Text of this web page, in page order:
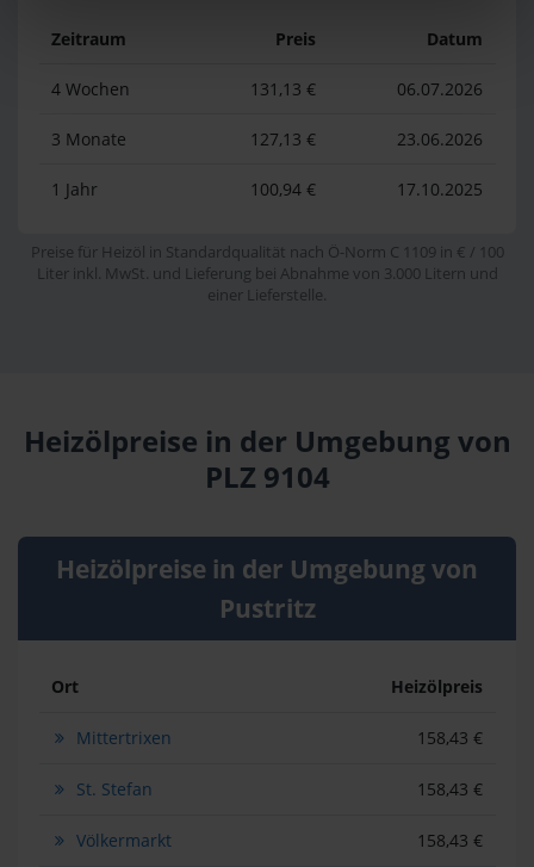
Zeitraum Preis Datum
4 Wochen 131,13 € 06.07.2026
3 Monate 127,13 € 23.06.2026
1 Jahr 100,94 € 17.10.2025
Preise für Heizöl in Standardqualität nach Ö-Norm C 1109 in € / 100
Liter inkl. MwSt. und Lieferung bei Abnahme von 3.000 Litern und
einer Lieferstelle.
Heizölpreise in der Umgebung von
PLZ 9104
Heizölpreise in der Umgebung von
Pustritz
Ort Heizölpreis
Mittertrixen 158,43 €
St. Stefan 158,43 €
Völkermarkt 158,43 €